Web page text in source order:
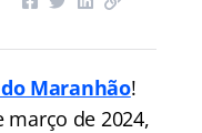
Maranhão!
março de 2024,